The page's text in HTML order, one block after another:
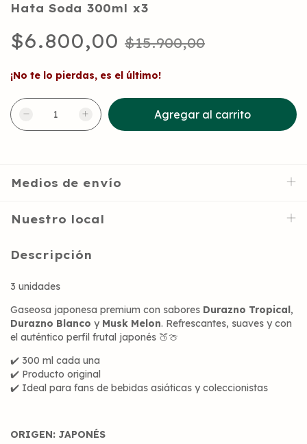
Hata Soda 300ml x3
$6.800,00 $15.900,00
¡No te lo pierdas, es el último!
Medios de envío
Nuestro local
Descripción
3 unidades
Gaseosa japonesa premium con sabores Durazno Tropical,
Durazno Blanco y Musk Melon. Refrescantes, suaves y con
el auténtico perfil frutal japonés 🍑🍈
✔️ 300 ml cada una
✔️ Producto original
✔️ Ideal para fans de bebidas asiáticas y coleccionistas
ORIGEN: JAPONÉS